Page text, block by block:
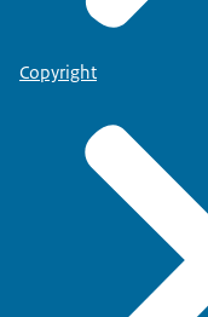
Copyright